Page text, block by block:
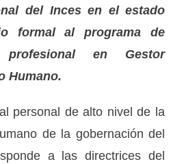
del Inces en el estado
formal al programa de
profesional en Gestor
Humano.
personal de alto nivel de la
de la gobernación del
a las directrices del